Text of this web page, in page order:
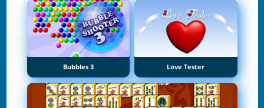
Bubbles 3 Love Tester